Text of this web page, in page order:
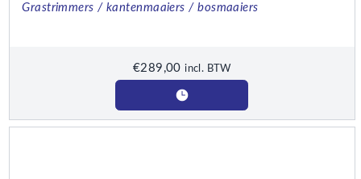
Grastrimmers / kantenmaaiers / bosmaaiers
€289,00 incl. BTW